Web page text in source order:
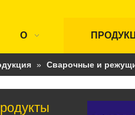
О
» Сварочные и